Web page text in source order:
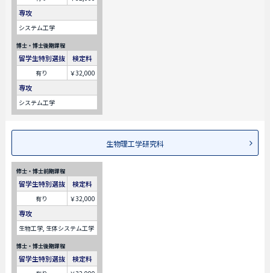
専攻
システム工学
博士・博士後期課程
留学生特別選抜 検定料
有り ￥32,000
専攻
システム工学
生物理工学研究科
修士・博士前期課程
留学生特別選抜 検定料
有り ￥32,000
専攻
生物工学, 生体システム工学
博士・博士後期課程
留学生特別選抜 検定料